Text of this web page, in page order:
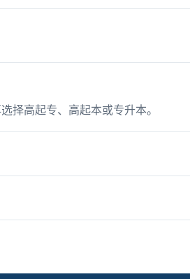
择高起专、高起本或专升本。